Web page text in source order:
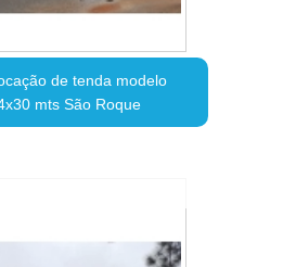
de tenda modelo
mts São Roque